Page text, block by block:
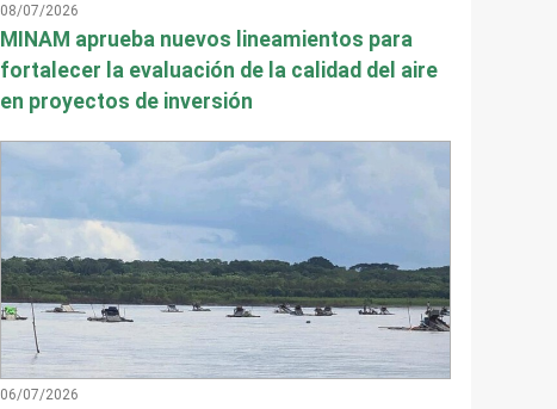
08/07/2026
MINAM aprueba nuevos lineamientos para
fortalecer la evaluación de la calidad del aire
en proyectos de inversión
06/07/2026